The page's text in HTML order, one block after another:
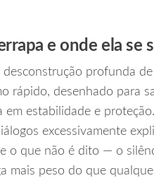
e onde ela se
desconstrução profunda
rápido, desenhado para
em estabilidade e
excessivamente
o que não é dito — o
mais peso do que